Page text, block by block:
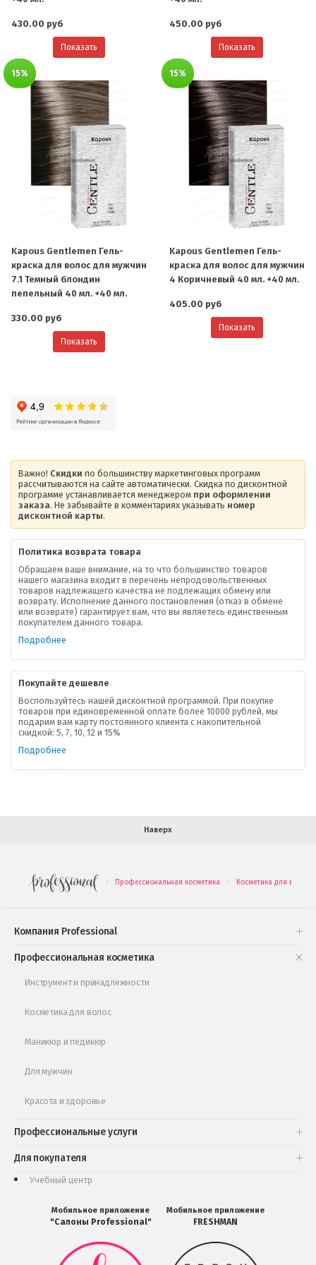
430.00 руб
Показать
450.00 руб
Показать
15%
Kapous Gentlemen Гель-
краска для волос для мужчин
7.1 Темный блондин
пепельный 40 мл. +40 мл.
330.00 руб
Показать
15%
Kapous Gentlemen Гель-
краска для волос для мужчин
4 Коричневый 40 мл. +40 мл.
405.00 руб
Показать
Важно! Скидки по большинству маркетинговых программ
рассчитываются на сайте автоматически. Скидка по дисконтной
программе устанавливается менеджером при оформлении
заказа. Не забывайте в комментариях указывать номер
дисконтной карты.
Политика возврата товара
Обращаем ваше внимание, на то что большинство товаров
нашего магазина входит в перечень непродовольственных
товаров надлежащего качества не подлежащих обмену или
возврату. Исполнение данного постановления (отказ в обмене
или возврате) гарантирует вам, что вы являетесь единственным
покупателем данного товара.
Подробнее
Покупайте дешевле
Воспользуйтесь нашей дисконтной программой. При покупке
товаров при единовременной оплате более 10000 рублей, мы
подарим вам карту постоянного клиента с накопительной
скидкой: 5, 7, 10, 12 и 15%
Подробнее
Наверх
. Профессиональная косметика . Косметика для волос
Компания Professional
О компании
Ваша скидка
Контактная информация
В помощь покупателю
Форма обратной связи
Профессиональная косметика
Инструмент и принадлежности
Косметика для волос
Маникюр и педикюр
Для мужчин
Красота и здоровье
Профессиональные услуги
Для покупателя
Подарочные наборы
Обучающее видео
Учебный центр
Мобильное приложение
"Салоны Professional"
Мобильное
приложение
Мобильное приложение
FRESHMAN
Мобильное
приложение